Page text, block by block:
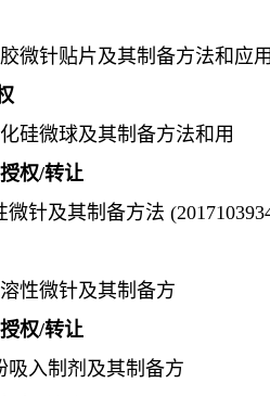
微针贴片及其制备方法和应
硅微球及其制备方法和用
授权/转让
微针及其制备方法 (
性微针及其制备方
授权/转让
吸入制剂及其制备方